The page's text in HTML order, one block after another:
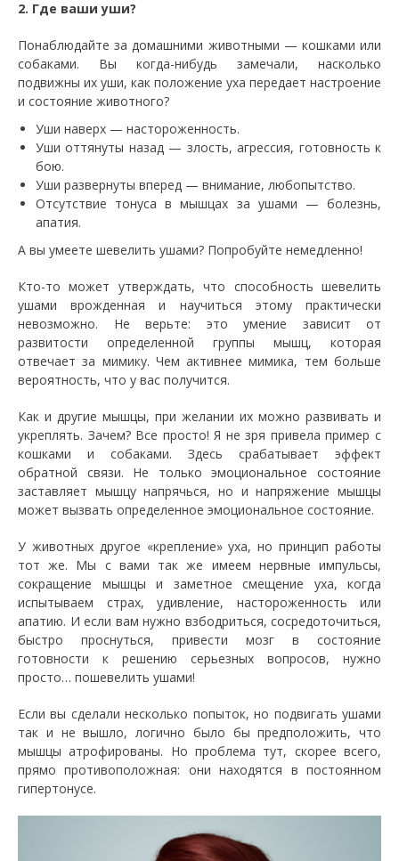
2. Где ваши уши?
Понаблюдайте за домашними животными — кошками или
собаками. Вы когда-нибудь замечали, насколько
подвижны их уши, как положение уха передает настроение
и состояние животного?
Уши наверх — настороженность.
Уши оттянуты назад — злость, агрессия, готовность к
бою.
Уши развернуты вперед — внимание, любопытство.
Отсутствие тонуса в мышцах за ушами — болезнь,
апатия.
А вы умеете шевелить ушами? Попробуйте немедленно!
Кто-то может утверждать, что способность шевелить
ушами врожденная и научиться этому практически
невозможно. Не верьте: это умение зависит от
развитости определенной группы мышц, которая
отвечает за мимику. Чем активнее мимика, тем больше
вероятность, что у вас получится.
Как и другие мышцы, при желании их можно развивать и
укреплять. Зачем? Все просто! Я не зря привела пример с
кошками и собаками. Здесь срабатывает эффект
обратной связи. Не только эмоциональное состояние
заставляет мышцу напрячься, но и напряжение мышцы
может вызвать определенное эмоциональное состояние.
У животных другое «крепление» уха, но принцип работы
тот же. Мы с вами так же имеем нервные импульсы,
сокращение мышцы и заметное смещение уха, когда
испытываем страх, удивление, настороженность или
апатию. И если вам нужно взбодриться, сосредоточиться,
быстро проснуться, привести мозг в состояние
готовности к решению серьезных вопросов, нужно
просто… пошевелить ушами!
Если вы сделали несколько попыток, но подвигать ушами
так и не вышло, логично было бы предположить, что
мышцы атрофированы. Но проблема тут, скорее всего,
прямо противоположная: они находятся в постоянном
гипертонусе.